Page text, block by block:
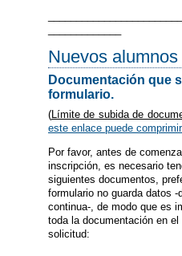
Nuevos alumnos
Documentación que
formulario.
( Límite de subida de
este enlace puede
Por favor, antes de
inscripción, es necesario
siguientes documentos,
formulario no guarda datos
continua-, de modo que es
toda la documentación en
solicitud: